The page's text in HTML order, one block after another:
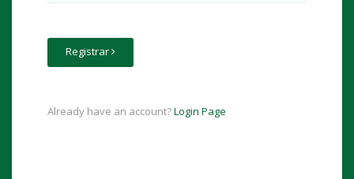
Registrar
Already have an account?Login Page